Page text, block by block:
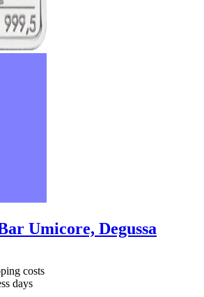
Umicore, Degussa
costs
days